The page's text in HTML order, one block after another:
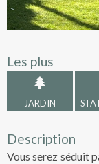
Les plus
JARDIN
Description
Vous serez séduit